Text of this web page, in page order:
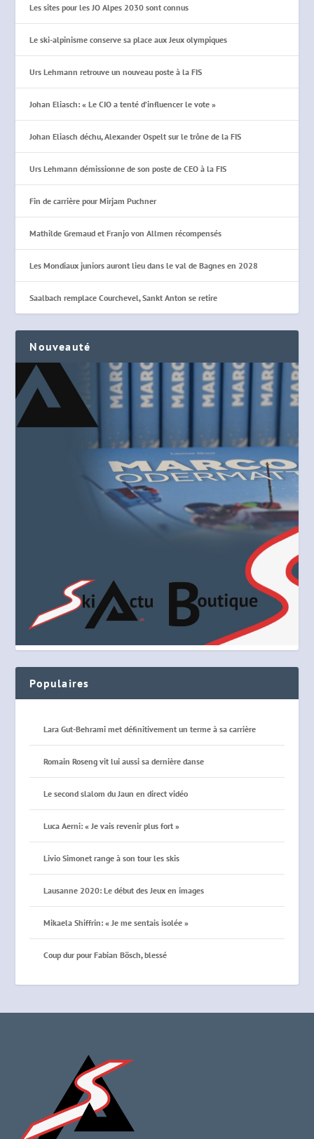
Les sites pour les JO Alpes 2030 sont connus
Le ski-alpinisme conserve sa place aux Jeux olympiques
Urs Lehmann retrouve un nouveau poste à la FIS
Johan Eliasch: « Le CIO a tenté d’influencer le vote »
Johan Eliasch déchu, Alexander Ospelt sur le trône de la FIS
Urs Lehmann démissionne de son poste de CEO à la FIS
Fin de carrière pour Mirjam Puchner
Mathilde Gremaud et Franjo von Allmen récompensés
Les Mondiaux juniors auront lieu dans le val de Bagnes en 2028
Saalbach remplace Courchevel, Sankt Anton se retire
Nouveauté
Populaires
Lara Gut-Behrami met définitivement un terme à sa carrière
Romain Roseng vit lui aussi sa dernière danse
Le second slalom du Jaun en direct vidéo
Luca Aerni: « Je vais revenir plus fort »
Livio Simonet range à son tour les skis
Lausanne 2020: Le début des Jeux en images
Mikaela Shiffrin: « Je me sentais isolée »
Coup dur pour Fabian Bösch, blessé